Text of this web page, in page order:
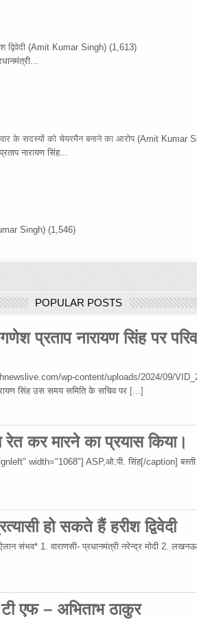
(Amit Kumar Singh) (1,613)
के सदस्यों को चेयरमैन बनाने का आरोप (Amit Kumar
नारायण सिंह...
Singh) (1,546)
POPULAR POSTS
प्रताप नारायण सिंह पर
wp-content/uploads/2024/09/
सिंह उस समय समिति के सचिव पर [...]
कर मारने का प्रयास किया।
width="1068"] ASP,ओ.पी. सिंह[/caption] बस्ती
हो सकते हैं हरीश द्विवेदी
संभव* 1. वाराणसी- प्रधानमंत्री नरेन्द्र मोदी 2.
एफ – अभिताभ ठाकुर